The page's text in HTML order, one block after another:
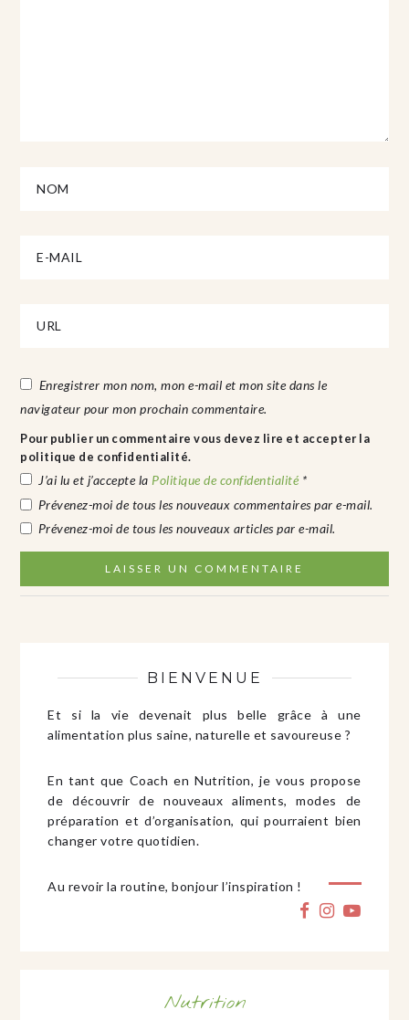
Enregistrer mon nom, mon e-mail et mon site dans le
navigateur pour mon prochain commentaire.
Pour publier un commentaire vous devez lire et accepter la
politique de confidentialité.
J’ai lu et j’accepte laPolitique de confidentialité *
Prévenez-moi de tous les nouveaux commentaires par e-mail.
Prévenez-moi de tous les nouveaux articles par e-mail.
BIENVENUE
Et si la vie devenait plus belle grâce à une
alimentation plus saine, naturelle et savoureuse ?
En tant que Coach en Nutrition, je vous propose
de découvrir de nouveaux aliments, modes de
préparation et d’organisation, qui pourraient bien
changer votre quotidien.
Au revoir la routine, bonjour l’inspiration !
Nutrition